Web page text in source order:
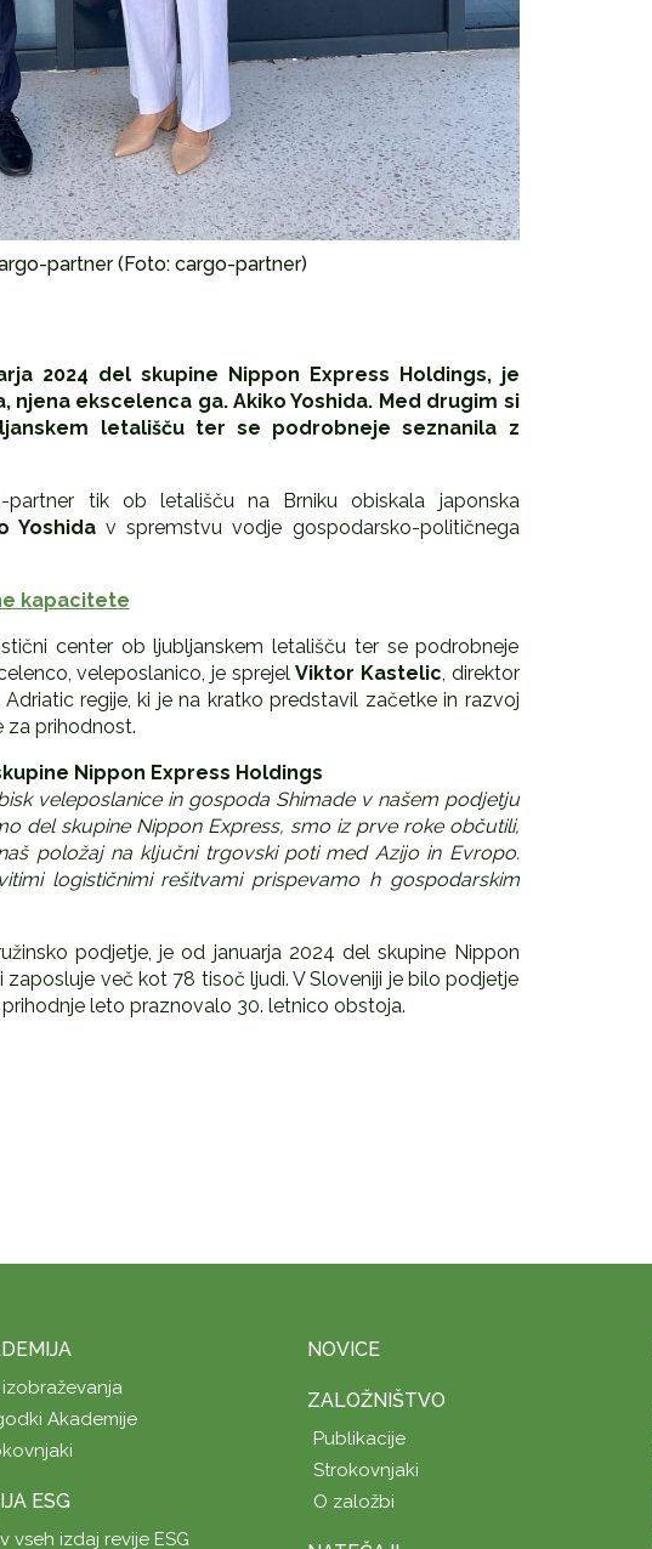
partner (Foto: cargo-partner)
2024 del skupine Nippon Express Holdings, je
ekscelenca ga. Akiko Yoshida. Med drugim si
letališču ter se podrobneje seznanila z
tik ob letališču na Brniku obiskala japonska
Yoshida v spremstvu vodje gospodarsko-političnega
kapacitete
center ob ljubljanskem letališču ter se podrobneje
veleposlanico, je sprejelViktor Kastelic, direktor
regije, ki je na kratko predstavil začetke in razvoj
za prihodnost.
Nippon Express Holdings
veleposlanice in gospoda Shimade v našem podjetju
del skupine Nippon Express, smo iz prve roke občutili,
položaj na ključni trgovski poti med Azijo in Evropo.
logističnimi rešitvami prispevamo h gospodarskim
podjetje, je od januarja 2024 del skupine Nippon
zaposluje več kot 78 tisoč ljudi. V Sloveniji je bilo podjetje
leto praznovalo 30. letnico obstoja.
izobraževanja
Akademije
ESG
vseh izdaj revije ESG
NOVICE
ZALOŽNIŠTVO
Publikacije
Strokovnjaki
O založbi